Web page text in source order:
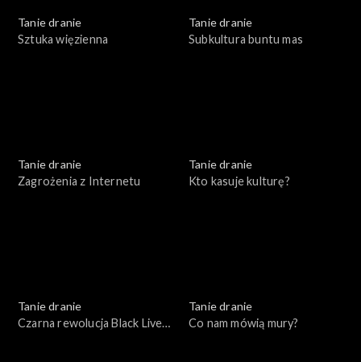
Tanie dranie
Sztuka więzienna
Tanie dranie
Subkultura buntu mas
Tanie dranie
Zagrożenia z Internetu
Tanie dranie
Kto kasuje kulturę?
Tanie dranie
Czarna rewolucja Black Lives
Tanie dranie
Co nam mówią mury?